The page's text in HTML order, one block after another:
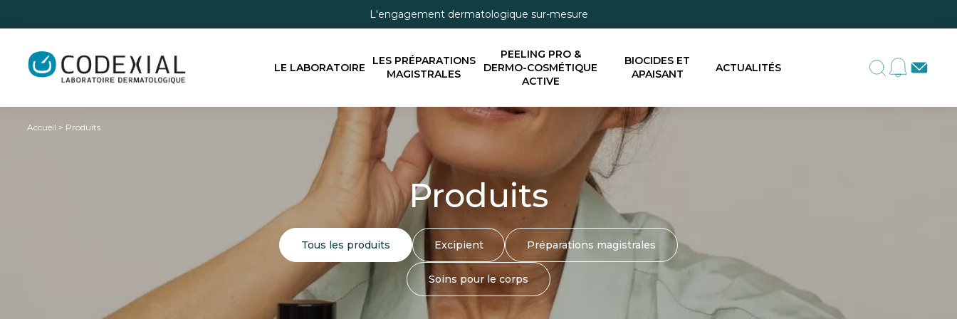
L'engagement dermatologique sur-mesure
LE LABORATOIRE
LES PRÉPARATIONS
MAGISTRALES
PEELING PRO &
DERMO-COSMÉTIQUE
ACTIVE
BIOCIDES ET
APAISANT
ACTUALITÉS
Accueil > Produits
Produits
Tous les produits Excipient Préparations magistrales
Soins pour le corps